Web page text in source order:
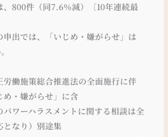
800件（同7.6％減）〔10年連続最
申出では、「いじめ・嫌がらせ」は
働施策総合推進法の全面施行に伴
・嫌がらせ」に含
パワーハラスメントに関する相談は全
となり）別途集